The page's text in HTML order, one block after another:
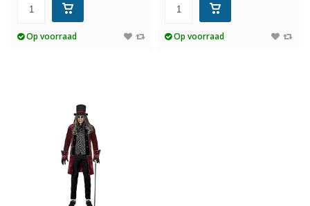
Op voorraad Op voorraad